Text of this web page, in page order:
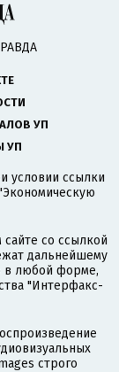
УП
УП
условии ссылки
со ссылкой
дальнейшему
в любой форме,
"Интерфакс-
строго